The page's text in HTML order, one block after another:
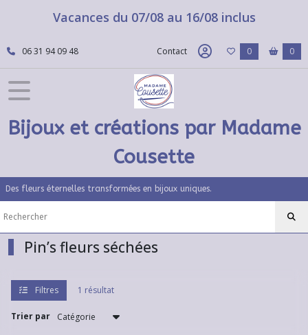
Vacances du 07/08 au 16/08 inclus
06 31 94 09 48 Contact 0 0
Bijoux et créations par Madame
Cousette
Des fleurs éternelles transformées en bijoux uniques.
Pin’s fleurs séchées
Filtres 1 résultat
Trier par
FILTRES
Tous
les
Bijoux
fleurs
fleurs
Parure
Broches
(1)